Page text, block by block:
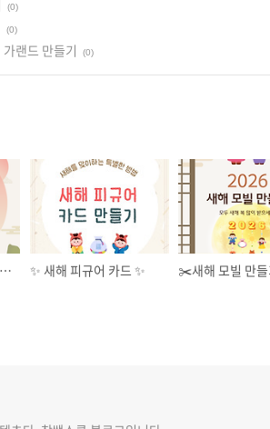
(0)
(0)
랜드 만들기 (0)
🌅 새해 다짐 복주머니 활동✨ ✨ 새해 피규어 카드 ✨ ✂️새해 모빌 만